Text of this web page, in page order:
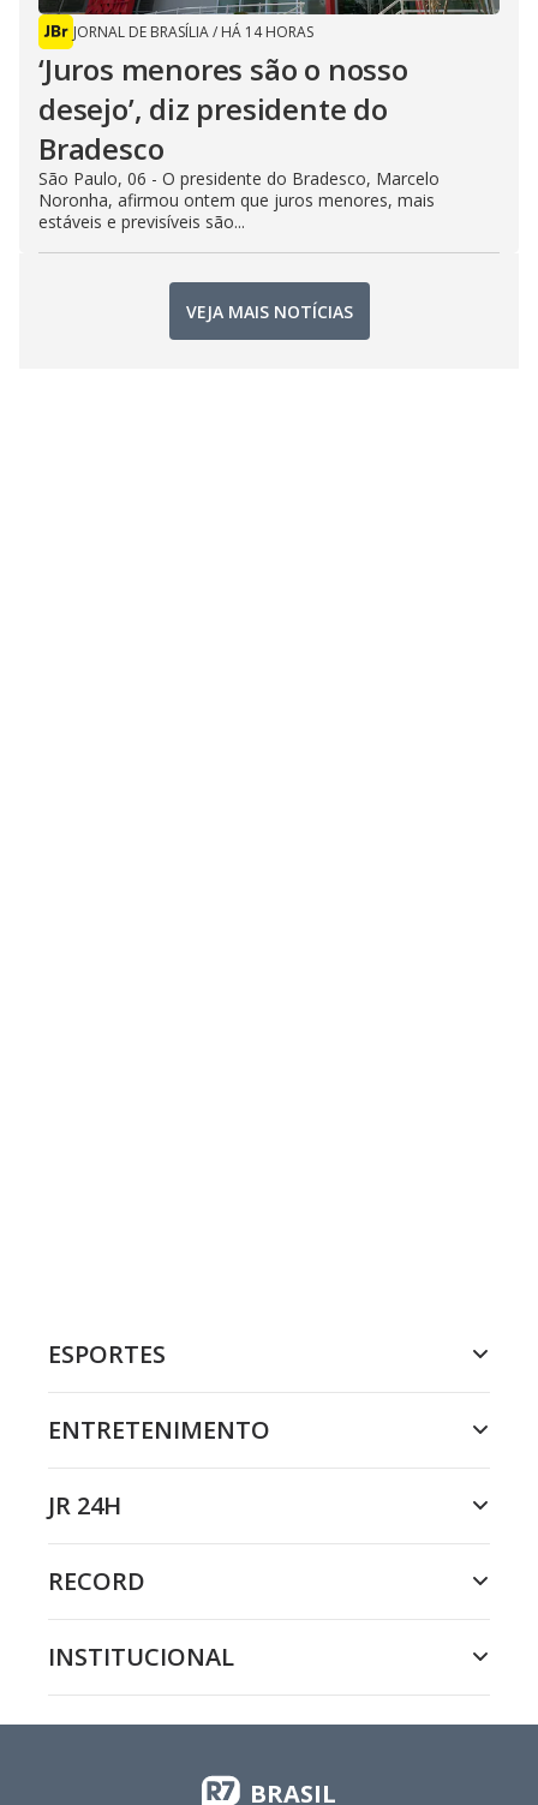
JORNAL DE BRASÍLIA/ HÁ 14 HORAS
‘Juros menores são o nosso
desejo’, diz presidente do
Bradesco
São Paulo, 06 - O presidente do Bradesco, Marcelo
Noronha, afirmou ontem que juros menores, mais
estáveis e previsíveis são...
VEJA MAIS NOTÍCIAS
ESPORTES
ENTRETENIMENTO
JR 24H
RECORD
INSTITUCIONAL
BRASIL